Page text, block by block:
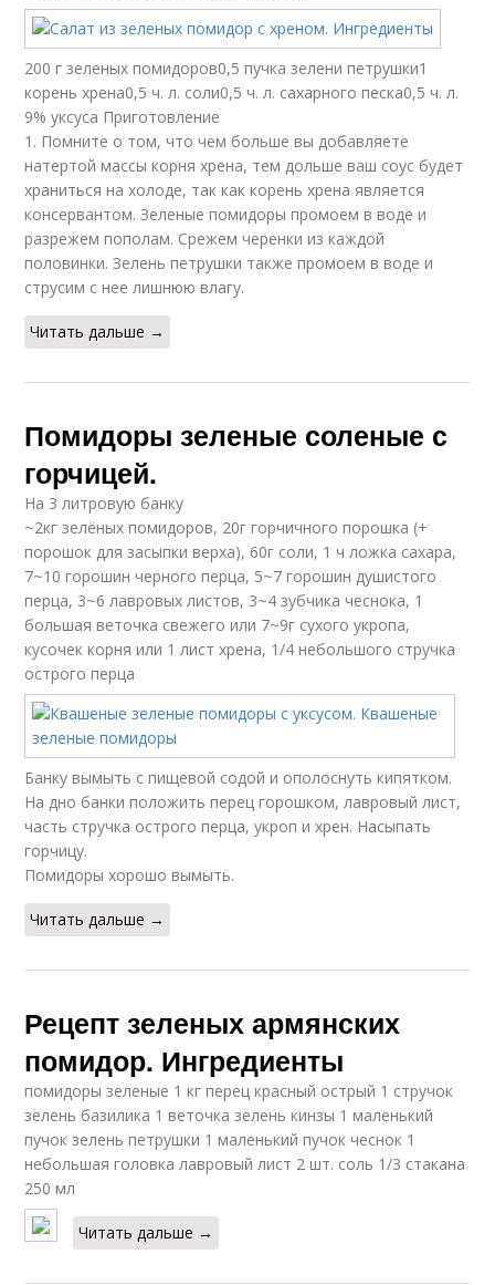
200 г зеленых помидоров0,5 пучка зелени петрушки1
корень хрена0,5 ч. л. соли0,5 ч. л. сахарного песка0,5 ч. л.
9% уксуса Приготовление
1. Помните о том, что чем больше вы добавляете
натертой массы корня хрена, тем дольше ваш соус будет
храниться на холоде, так как корень хрена является
консервантом. Зеленые помидоры промоем в воде и
разрежем пополам. Срежем черенки из каждой
половинки. Зелень петрушки также промоем в воде и
струсим с нее лишнюю влагу.
Читать дальше →
Помидоры зеленые соленые с
горчицей.
На 3 литровую банку
~2кг зелёных помидоров, 20г горчичного порошка (+
порошок для засыпки верха), 60г соли, 1 ч ложка сахара,
7~10 горошин черного перца, 5~7 горошин душистого
перца, 3~6 лавровых листов, 3~4 зубчика чеснока, 1
большая веточка свежего или 7~9г сухого укропа,
кусочек корня или 1 лист хрена, 1/4 небольшого стручка
острого перца
Банку вымыть с пищевой содой и ополоснуть кипятком.
На дно банки положить перец горошком, лавровый лист,
часть стручка острого перца, укроп и хрен. Насыпать
горчицу.
Помидоры хорошо вымыть.
Читать дальше →
Рецепт зеленых армянских
помидор. Ингредиенты
помидоры зеленые 1 кг перец красный острый 1 стручок
зелень базилика 1 веточка зелень кинзы 1 маленький
пучок зелень петрушки 1 маленький пучок чеснок 1
небольшая головка лавровый лист 2 шт. соль 1/3 стакана
250 мл
Читать дальше →